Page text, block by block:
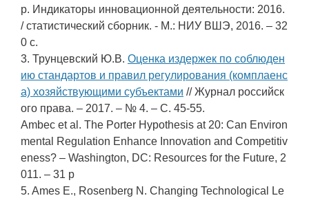
р. Индикаторы инновационной деятельности: 2016.
/ статистический сборник. - М.: НИУ ВШЭ, 2016. – 32
0 с.
3. Трунцевский Ю.В. Оценка издержек по соблюден
ию стандартов и правил регулирования (комплаенс
а) хозяйствующими субъектами // Журнал российск
ого права. – 2017. – № 4. – С. 45-55.
Ambec et al. The Porter Hypothesis at 20: Can Environ
mental Regulation Enhance Innovation and Competitiv
eness? – Washington, DC: Resources for the Future, 2
011. – 31 p
5. Ames E., Rosenberg N. Changing Technological Le